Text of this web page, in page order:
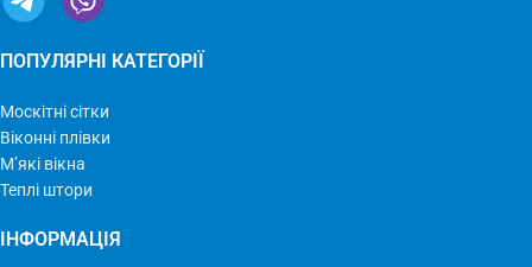
ПОПУЛЯРНІ КАТЕГОРІЇ
Москітні сітки
Віконні плівки
М’які вікна
Теплі штори
ІНФОРМАЦІЯ